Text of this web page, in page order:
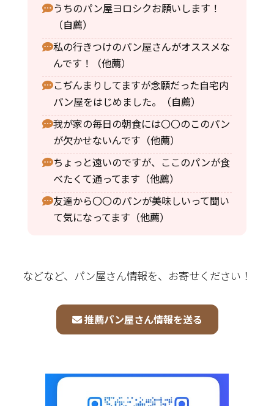
うちのパン屋ヨロシクお願いします！
（自薦）
私の行きつけのパン屋さんがオススメな
んです！（他薦）
こぢんまりしてますが念願だった自宅内
パン屋をはじめました。（自薦）
我が家の毎日の朝食には〇〇のこのパン
が欠かせないんです（他薦）
ちょっと遠いのですが、ここのパンが食
べたくて通ってます（他薦）
友達から〇〇のパンが美味しいって聞い
て気になってます（他薦）
などなど、パン屋さん情報を、お寄せください！
推薦パン屋さん情報を送る